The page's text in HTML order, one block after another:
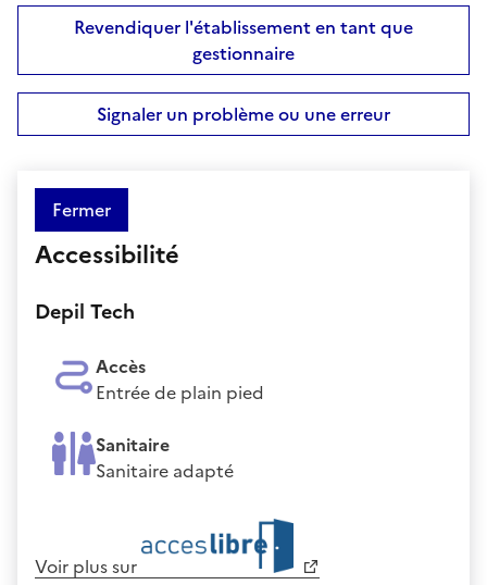
Revendiquer l'établissement en tant que
gestionnaire
Signaler un problème ou une erreur
Fermer
Accessibilité
Depil Tech
Accès
Entrée de plain pied
Sanitaire
Sanitaire adapté
Voir plus sur